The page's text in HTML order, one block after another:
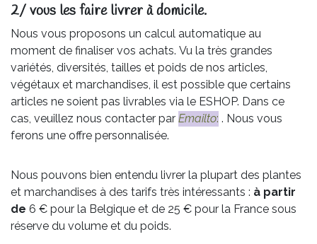
2/ vous les faire livrer à domicile.
Nous vous proposons un calcul automatique au
moment de finaliser vos achats. Vu la très grandes
variétés, diversités, tailles et poids de nos articles,
végétaux et marchandises, il est possible que certains
articles ne soient pas livrables via le ESHOP. Dans ce
cas, veuillez nous contacter par Emailto: . Nous vous
ferons une offre personnalisée.
Nous pouvons bien entendu livrer la plupart des plantes
et marchandises à des tarifs très intéressants : à partir
de 6 € pour la Belgique et de 25 € pour la France sous
réserve du volume et du poids.